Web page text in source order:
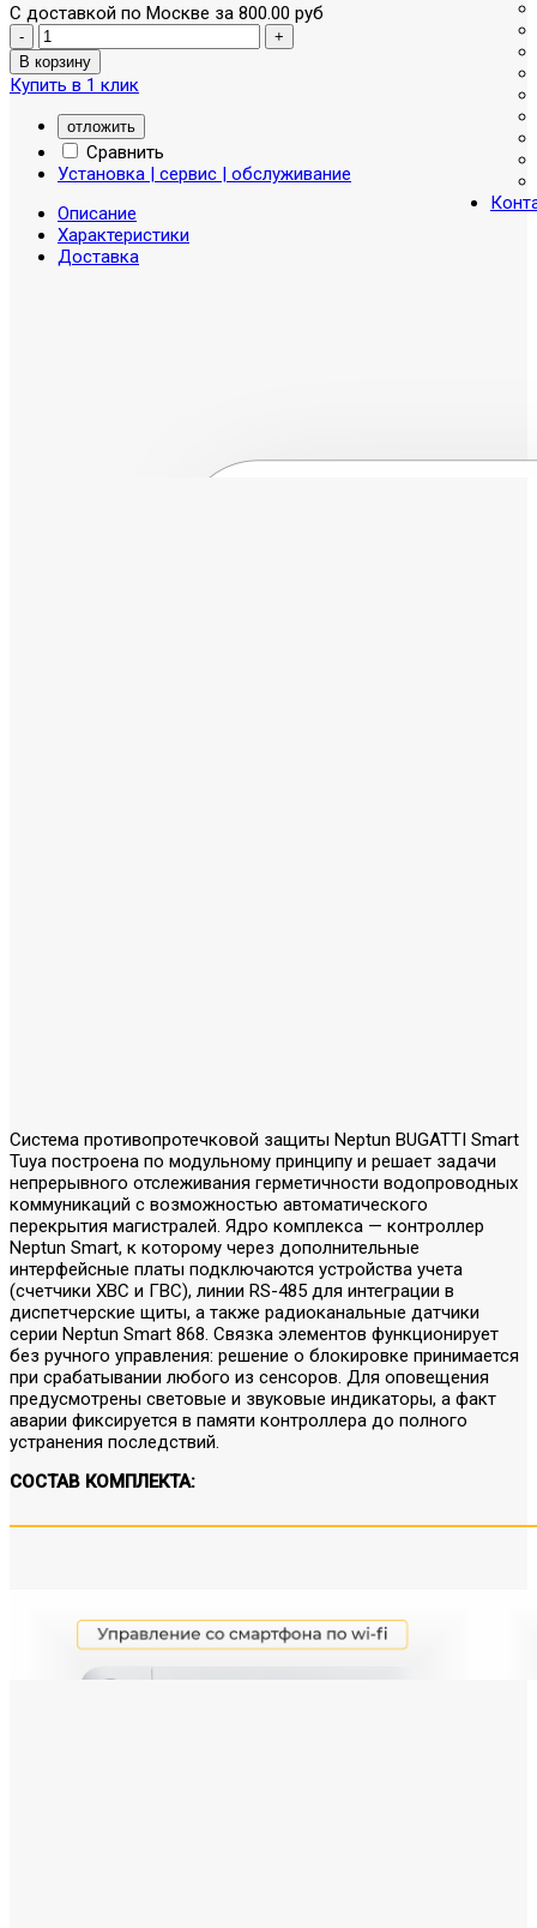
С доставкой по Москве за 800.00 руб
Купить в 1 клик
отложить
Сравнить
Установка | сервис | обслуживание
Описание
Характеристики
Доставка
Система противопротечковой защиты Neptun BUGATTI Smart
Tuya построена по модульному принципу и решает задачи
непрерывного отслеживания герметичности водопроводных
коммуникаций с возможностью автоматического
перекрытия магистралей. Ядро комплекса — контроллер
Neptun Smart, к которому через дополнительные
интерфейсные платы подключаются устройства учета
(счетчики ХВС и ГВС), линии RS-485 для интеграции в
диспетчерские щиты, а также радиоканальные датчики
серии Neptun Smart 868. Связка элементов функционирует
без ручного управления: решение о блокировке принимается
при срабатывании любого из сенсоров. Для оповещения
предусмотрены световые и звуковые индикаторы, а факт
аварии фиксируется в памяти контроллера до полного
устранения последствий.
СОСТАВ КОМПЛЕКТА: